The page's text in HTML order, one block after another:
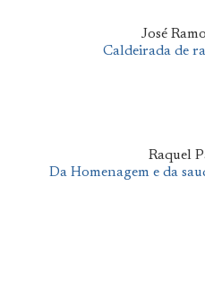
José
Caldeirada de
Raquel
Da Homenagem e da